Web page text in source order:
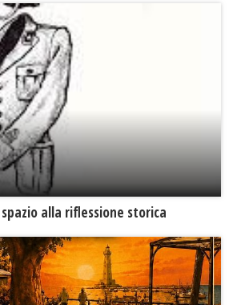
alla riflessione storica